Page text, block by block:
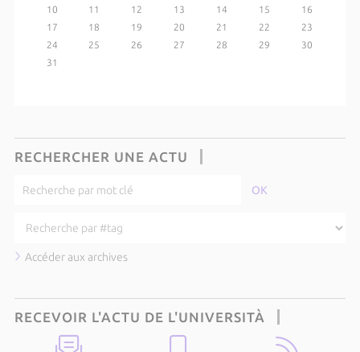
10
11 12 13 14 15
16
17
18 19 20 21 22
23
24
25 26 27 28 29
30
31
RECHERCHER UNE ACTU
Accéder aux archives
RECEVOIR L'ACTU DE L'UNIVERSITÀ